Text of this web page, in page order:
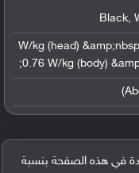
Black,
0.74 W/kg (head)
0.76 W/kg (body)
في هذه الصفحة بنسبة